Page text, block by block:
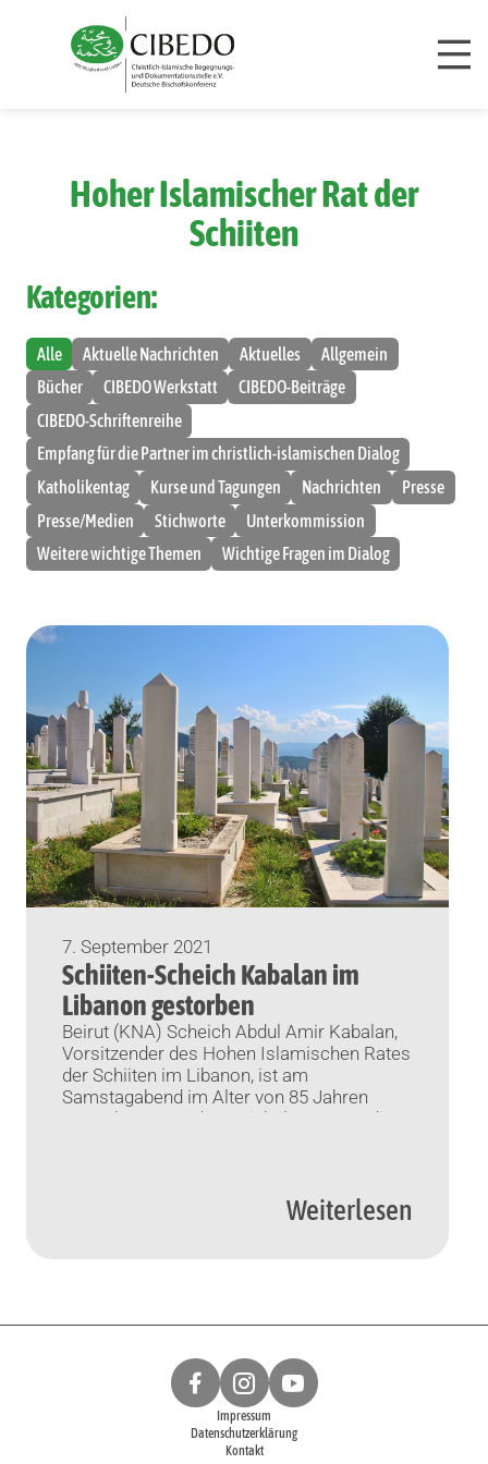
Hoher Islamischer Rat der
Schiiten
Kategorien:
Alle Aktuelle Nachrichten Aktuelles
Allgemein
Bücher
CIBEDO Werkstatt
CIBEDO-Beiträge
CIBEDO-Schriftenreihe
Empfang für die Partner im christlich-islamischen Dialog
Katholikentag
Kurse und Tagungen Nachrichten
Presse
Presse/Medien
Stichworte
Unterkommission
Weitere wichtige Themen
Wichtige Fragen im Dialog
7. September 2021
Schiiten-Scheich Kabalan im
Libanon gestorben
Beirut (KNA) Scheich Abdul Amir Kabalan,
Vorsitzender des Hohen Islamischen Rates
der Schiiten im Libanon, ist am
Samstagabend im Alter von 85 Jahren
gestorben. Präsident Michel Aoun würdigte
maronitische Patriarch Kardinal Bechara
Weiterlesen
Impressum
Datenschutzerklärung
Kontakt